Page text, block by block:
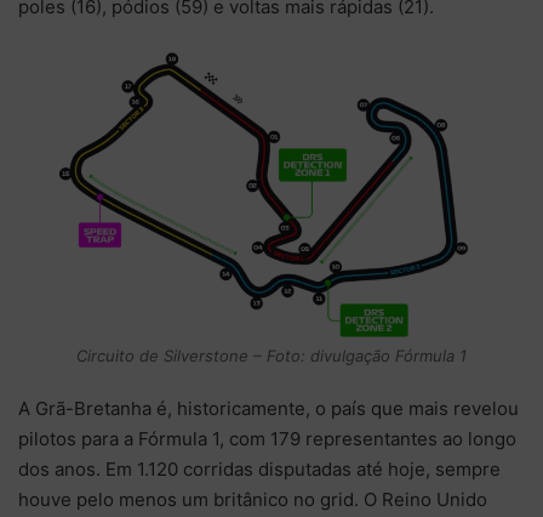
poles (16), pódios (59) e voltas mais rápidas (21).
Circuito de Silverstone – Foto: divulgação Fórmula 1
A Grã-Bretanha é, historicamente, o país que mais revelou
pilotos para a Fórmula 1, com 179 representantes ao longo
dos anos. Em 1.120 corridas disputadas até hoje, sempre
houve pelo menos um britânico no grid. O Reino Unido